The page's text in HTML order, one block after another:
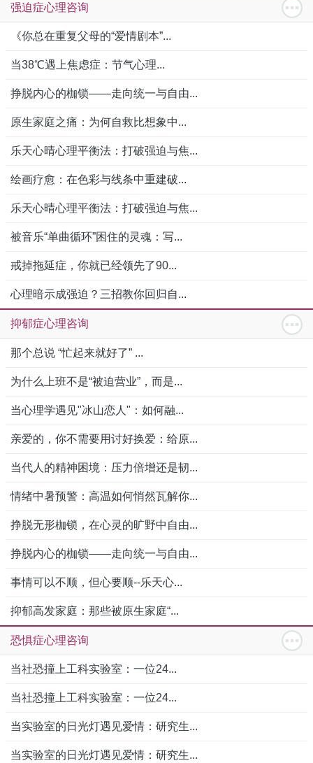
强迫症心理咨询
《你总在重复父母的“爱情剧本”...
当38℃遇上焦虑症：节气心理...
挣脱内心的枷锁——走向统一与自由...
原生家庭之痛：为何自救比想象中...
乐天心晴心理平衡法：打破强迫与焦...
绘画疗愈：在色彩与线条中重建破...
乐天心晴心理平衡法：打破强迫与焦...
被音乐“单曲循环”困住的灵魂：写...
戒掉拖延症，你就已经领先了90...
心理暗示成强迫？三招教你回归自...
抑郁症心理咨询
那个总说 “忙起来就好了” ...
为什么上班不是“被迫营业”，而是...
当心理学遇见"冰山恋人"：如何融...
亲爱的，你不需要用讨好换爱：给原...
当代人的精神困境：压力倍增还是韧...
情绪中暑预警：高温如何悄然瓦解你...
挣脱无形枷锁，在心灵的旷野中自由...
挣脱内心的枷锁——走向统一与自由...
事情可以不顺，但心要顺--乐天心...
抑郁高发家庭：那些被原生家庭“...
恐惧症心理咨询
当社恐撞上工科实验室：一位24...
当社恐撞上工科实验室：一位24...
当实验室的日光灯遇见爱情：研究生...
当实验室的日光灯遇见爱情：研究生...